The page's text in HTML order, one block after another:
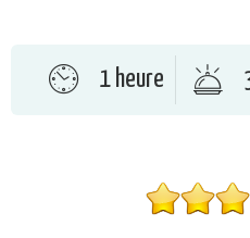
1 heure